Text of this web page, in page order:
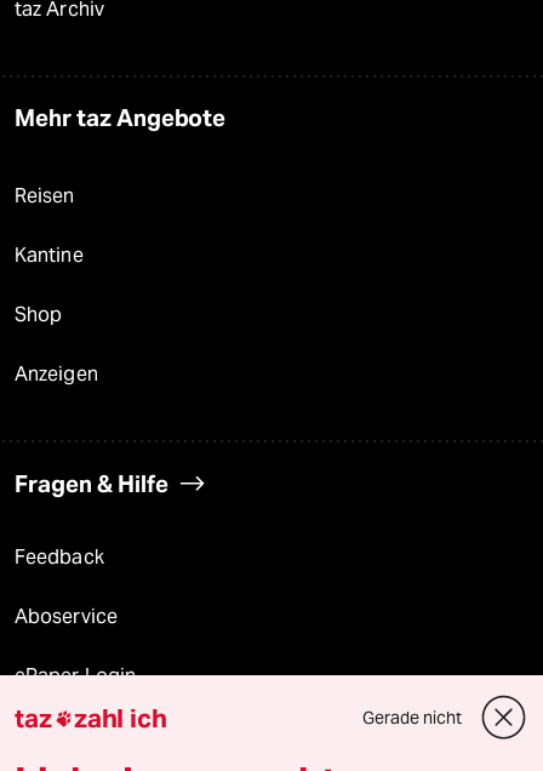
taz Archiv
Mehr taz Angebote
Reisen
Kantine
Shop
Anzeigen
Fragen & Hilfe
Feedback
Aboservice
ePaper Login
Downloads für Abonnierende
taz zahl ich Gerade nicht